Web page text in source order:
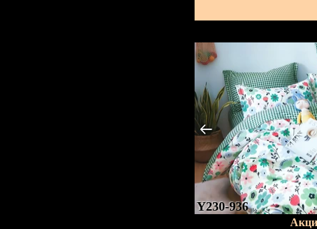
Y230-936